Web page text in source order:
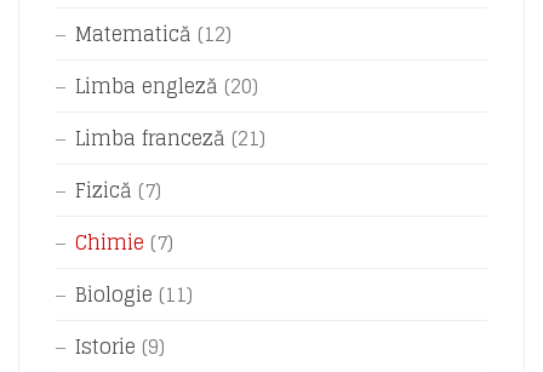
Matematică (12)
Limba engleză (20)
Limba franceză (21)
Fizică (7)
Chimie (7)
Biologie (11)
Istorie (9)